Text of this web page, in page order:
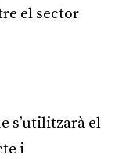
el sector
s’utilitzarà el
i